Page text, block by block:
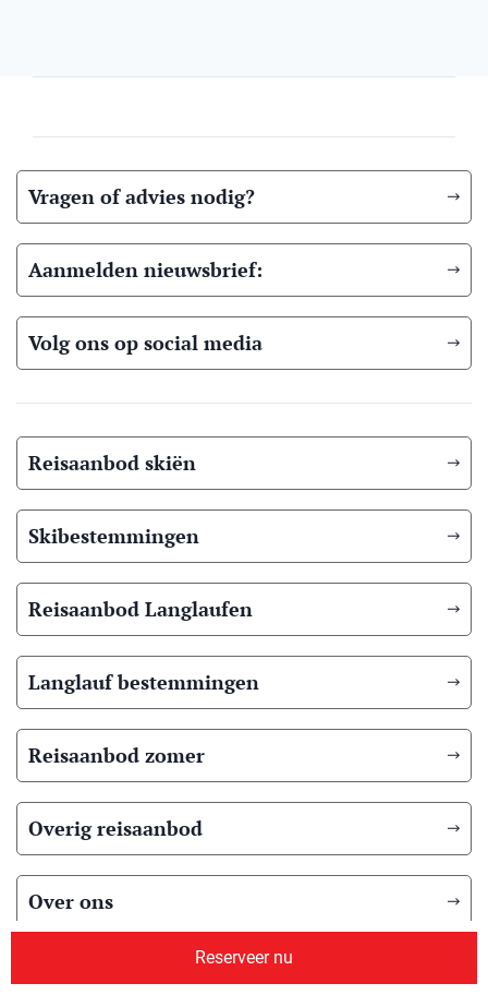
Reserveer nu
Vragen of advies nodig?
Aanmelden nieuwsbrief:
Volg ons op social media
Reisaanbod skiën
Skibestemmingen
Reisaanbod Langlaufen
Langlauf bestemmingen
Reisaanbod zomer
Overig reisaanbod
Over ons